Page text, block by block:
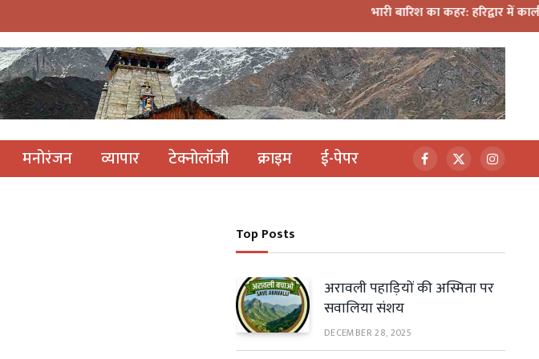
भारी बारिश का कहर: हरिद्वार में काली
मनोरंजन व्यापार टेक्नोलॉजी क्राइम ई-पेपर Facebook
X
(Twitter)
Top Posts
अरावली पहाड़ियों की अस्मिता पर
सवालिया संशय
DECEMBER 28, 2025